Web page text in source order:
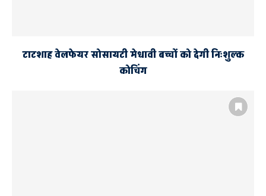
टाटशाह वेलफेयर सोसायटी मेधावी बच्चों को देगी निःशुल्क
कोचिंग